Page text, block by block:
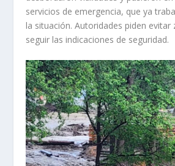
servicios de emergencia, que ya
la situación. Autoridades piden evitar
seguir las indicaciones de seguridad.